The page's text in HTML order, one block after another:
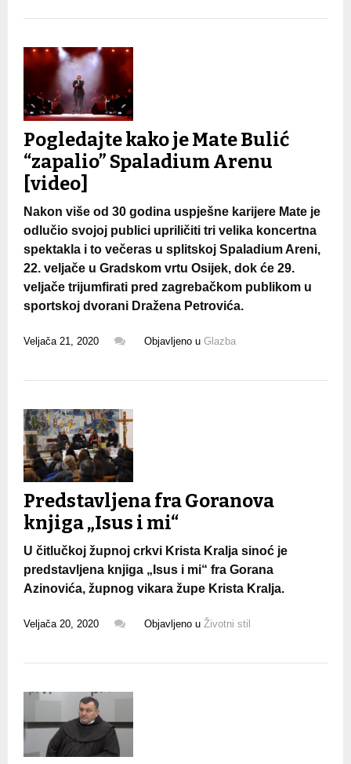
Pogledajte kako je Mate Bulić
“zapalio” Spaladium Arenu
[video]
Nakon više od 30 godina uspješne karijere Mate je
odlučio svojoj publici upriličiti tri velika koncertna
spektakla i to večeras u splitskoj Spaladium Areni,
22. veljače u Gradskom vrtu Osijek, dok će 29.
veljače trijumfirati pred zagrebačkom publikom u
sportskoj dvorani Dražena Petrovića.
Veljača 21, 2020 Objavljeno u Glazba
Predstavljena fra Goranova
knjiga „Isus i mi“
U čitlučkoj župnoj crkvi Krista Kralja sinoć je
predstavljena knjiga „Isus i mi“ fra Gorana
Azinovića, župnog vikara župe Krista Kralja.
Veljača 20, 2020 Objavljeno u Životni stil